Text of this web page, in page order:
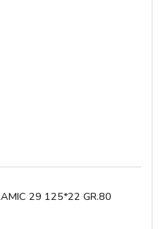
29 125*22 GR.80